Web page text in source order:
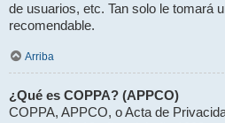
de usuarios, etc. Tan solo le tomará
recomendable.
Arriba
¿Qué es COPPA? (APPCO)
COPPA, APPCO, o Acta de